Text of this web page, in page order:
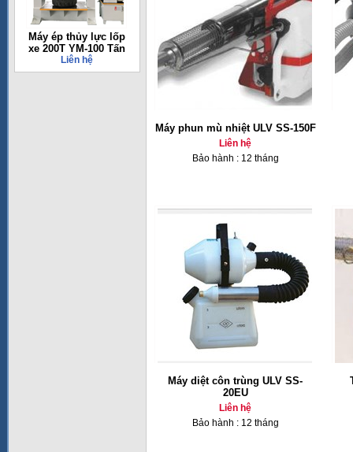
Máy ép thủy lực lốp
xe 200T YM-100 Tấn
Liên hệ
Máy phun mù nhiệt ULV SS-150F
Liên hệ
Bảo hành : 12 tháng
Máy diệt côn trùng ULV SS-
20EU
Liên hệ
Bảo hành : 12 tháng